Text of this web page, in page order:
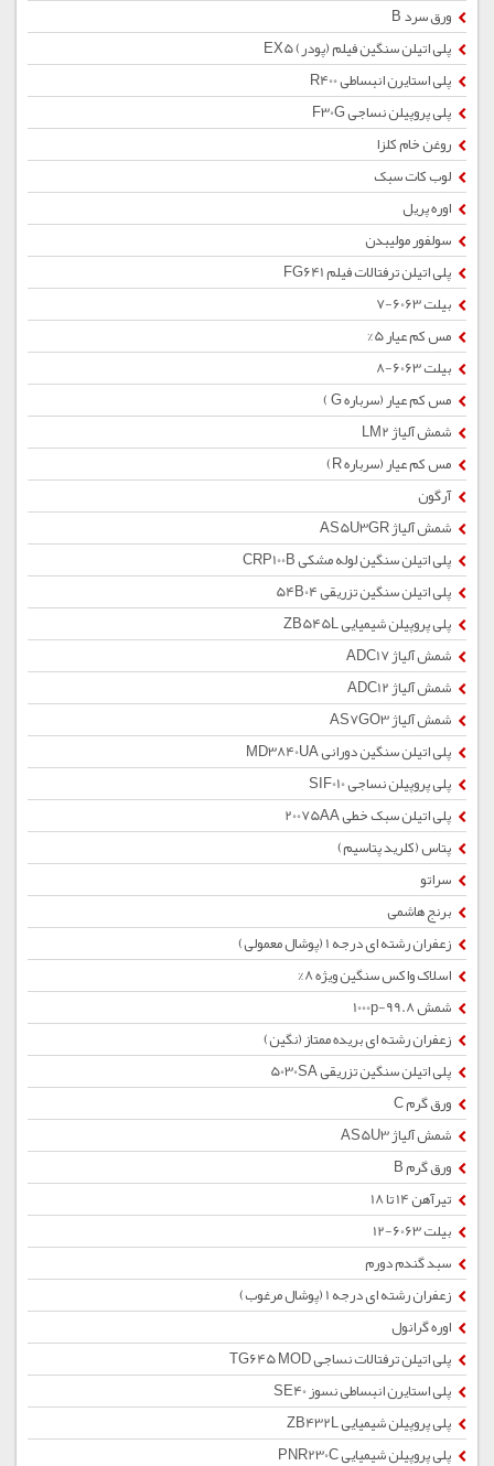
ورق سرد B
پلی اتیلن سنگین فیلم (پودر) EX5
پلی استایرن انبساطی R400
پلی پروپیلن نساجی F30G
روغن خام کلزا
لوب کات سبک
اوره پریل
سولفور مولیبدن
پلی اتیلن ترفتالات فیلم FG641
بیلت 6063-7
مس کم عیار 5%
بیلت 6063-8
مس کم عیار (سرباره G )
شمش آلیاژ LM2
مس کم عیار (سرباره R)
آرگون
شمش آلیاژ AS5U3GR
پلی اتیلن سنگین لوله مشکی CRP100B
پلی اتیلن سنگین تزریقی 54B04
پلی پروپیلن شیمیایی ZB545L
شمش آلیاژ ADC17
شمش آلیاژ ADC12
شمش آلیاژ AS7GO3
پلی اتیلن سنگین دورانی MD3840UA
پلی پروپیلن نساجی SIF010
پلی اتیلن سبک خطی 20075AA
پتاس (کلرید پتاسیم)
سراتو
برنج هاشمی
زعفران رشته ای درجه 1 (پوشال معمولی)
اسلاک واکس سنگین ویژه 8%
شمش 1000p-99.8
زعفران رشته ای بریده ممتاز (نگین)
پلی اتیلن سنگین تزریقی 5030SA
ورق گرم C
شمش آلیاژ AS5U3
ورق گرم B
تیرآهن 14 تا 18
بیلت 6063-12
سبد گندم دورم
زعفران رشته ای درجه 1 (پوشال مرغوب)
اوره گرانول
پلی اتیلن ترفتالات نساجی TG645 MOD
پلی استایرن انبساطی نسوز SE40
پلی پروپیلن شیمیایی ZB432L
پلی پروپیلن شیمیایی PNR230C